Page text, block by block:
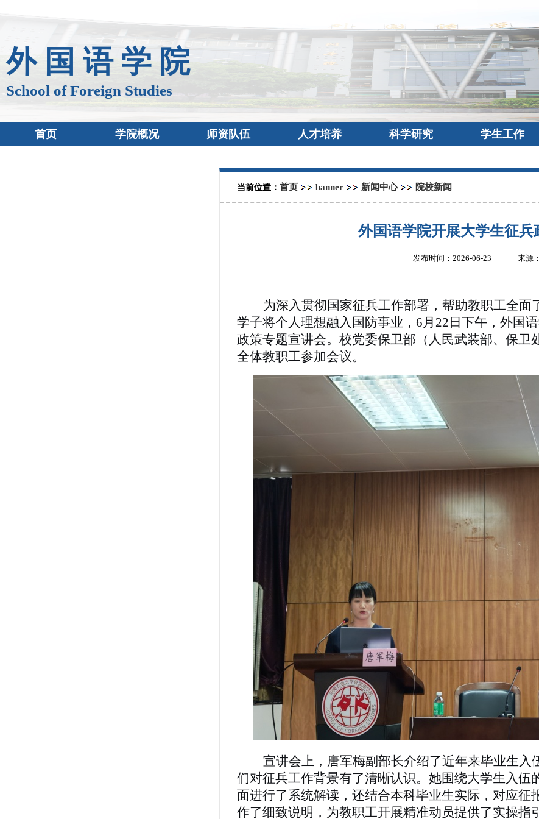
外 国 语 学 院
School of Foreign Studies
首页 学院概况 师资队伍 人才培养 科学研究 学生工作
当前位置： 首页 banner 新闻中心 院校新闻
外国语学院开展大学生征兵
发布时间：2026-06-23 来源
为深入贯彻国家征兵工作部署，帮助教职工全
学子将个人理想融入国防事业，6月22日下午，外国
政策专题宣讲会。校党委保卫部（人民武装部、保卫
全体教职工参加会议。
宣讲会上，唐军梅副部长介绍了近年来毕业生
们对征兵工作背景有了清晰认识。她围绕大学生入伍
面进行了系统解读，还结合本科毕业生实际，对应征
作了细致说明，为教职工开展精准动员提供了实操指